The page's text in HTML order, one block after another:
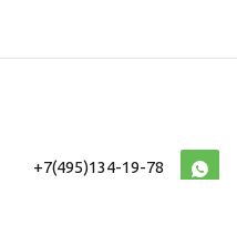
+7(495)134-19-78